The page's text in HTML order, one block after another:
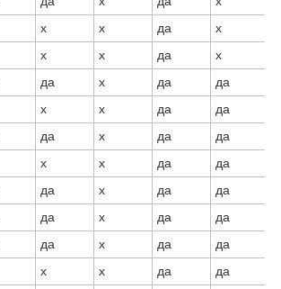
х х да
х
х х да
х
да х да
да
х х да
да
да х да
да
х х да
да
да х да
да
да х да
да
да х да
да
х х да
да